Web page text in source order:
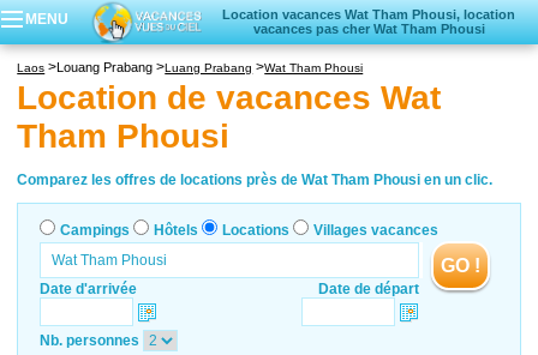
MENU
Location vacances Wat Tham Phousi, location
vacances pas cher Wat Tham Phousi
Locations vacances
Villages vacances
Laos Louang Prabang Luang Prabang Wat Tham Phousi
Location de vacances Wat
Tham Phousi
Comparez les offres de locations près de Wat Tham Phousi en un clic.
Campings Hôtels Locations Villages vacances
Date d'arrivée Date de départ
GO !
Nb. personnes